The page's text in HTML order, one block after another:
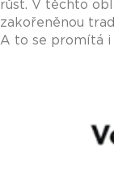
růst. V těchto
zakořeněnou
A to se promítá i